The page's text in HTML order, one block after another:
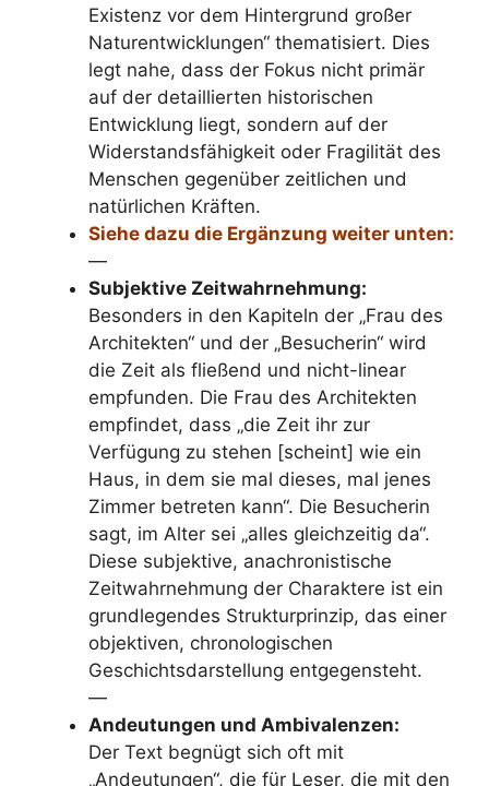
Existenz vor dem Hintergrund großer
Naturentwicklungen“ thematisiert. Dies
legt nahe, dass der Fokus nicht primär
auf der detaillierten historischen
Entwicklung liegt, sondern auf der
Widerstandsfähigkeit oder Fragilität des
Menschen gegenüber zeitlichen und
natürlichen Kräften.
Siehe dazu die Ergänzung weiter unten:
—
Subjektive Zeitwahrnehmung:
Besonders in den Kapiteln der „Frau des
Architekten“ und der „Besucherin“ wird
die Zeit als fließend und nicht-linear
empfunden. Die Frau des Architekten
empfindet, dass „die Zeit ihr zur
Verfügung zu stehen [scheint] wie ein
Haus, in dem sie mal dieses, mal jenes
Zimmer betreten kann“. Die Besucherin
sagt, im Alter sei „alles gleichzeitig da“.
Diese subjektive, anachronistische
Zeitwahrnehmung der Charaktere ist ein
grundlegendes Strukturprinzip, das einer
objektiven, chronologischen
Geschichtsdarstellung entgegensteht.
—
Andeutungen und Ambivalenzen:
Der Text begnügt sich oft mit
„Andeutungen“, die für Leser, die mit den